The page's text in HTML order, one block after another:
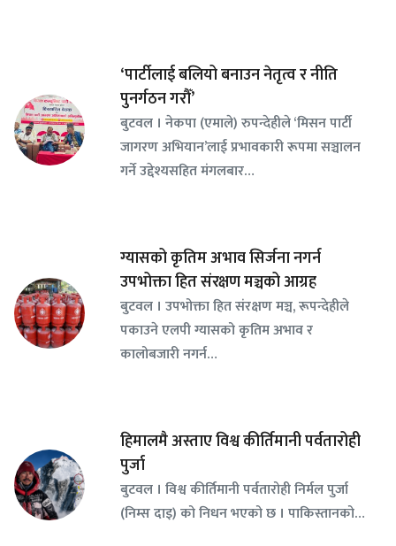
‘पार्टीलाई बलियो बनाउन नेतृत्व र नीति
पुनर्गठन गरौँ’
बुटवल । नेकपा (एमाले) रुपन्देहीले ‘मिसन पार्टी
जागरण अभियान’लाई प्रभावकारी रूपमा सञ्चालन
गर्ने उद्देश्यसहित मंगलबार…
ग्यासको कृतिम अभाव सिर्जना नगर्न
उपभोक्ता हित संरक्षण मञ्चको आग्रह
बुटवल । उपभोक्ता हित संरक्षण मञ्च, रूपन्देहीले
पकाउने एलपी ग्यासको कृतिम अभाव र
कालोबजारी नगर्न…
हिमालमै अस्ताए विश्व कीर्तिमानी पर्वतारोही
पुर्जा
बुटवल । विश्व कीर्तिमानी पर्वतारोही निर्मल पुर्जा
(निम्स दाइ) को निधन भएको छ । पाकिस्तानको…